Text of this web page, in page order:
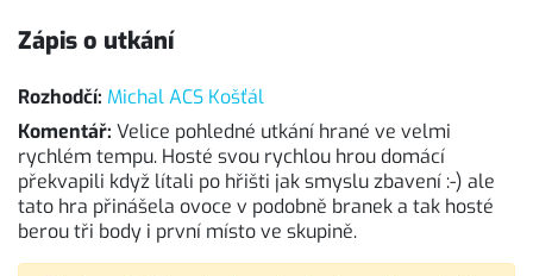
Zápis o utkání
Rozhodčí: Michal ACS Košťál
Komentář: Velice pohledné utkání hrané ve velmi
rychlém tempu. Hosté svou rychlou hrou domácí
překvapili když lítali po hřišti jak smyslu zbavení :-) ale
tato hra přinášela ovoce v podobně branek a tak hosté
berou tři body i první místo ve skupině.